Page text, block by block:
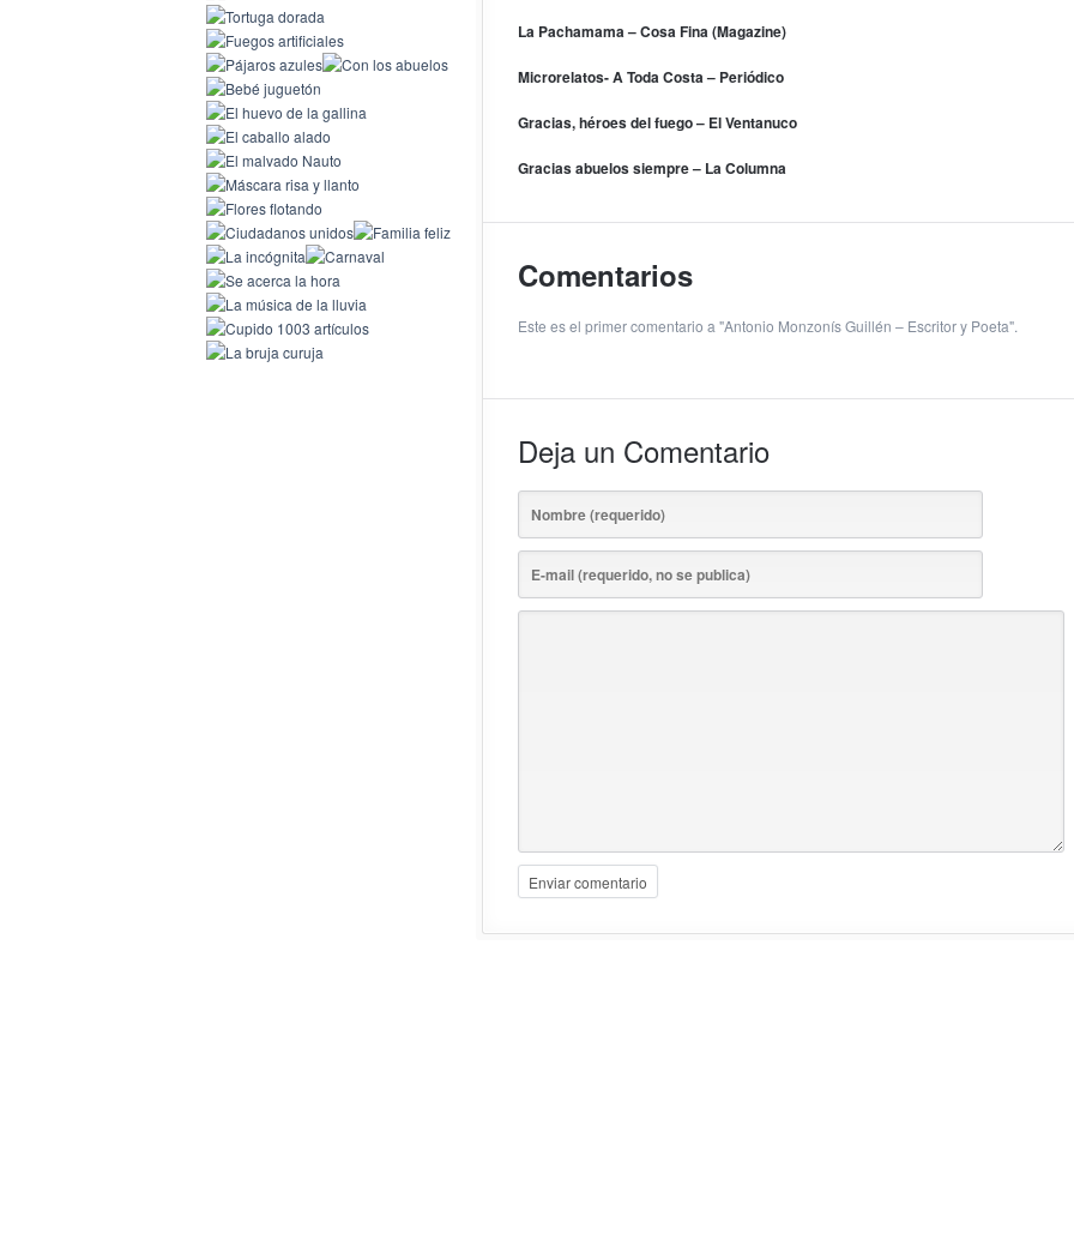
La Pachamama – Cosa Fina (Magazine)
Microrelatos- A Toda Costa – Periódico
Gracias, héroes del fuego – El Ventanuco
Gracias abuelos siempre – La Columna
Comentarios
Este es el primer comentario a "Antonio Monzonís Guillén – Escritor y Poeta".
Deja un Comentario